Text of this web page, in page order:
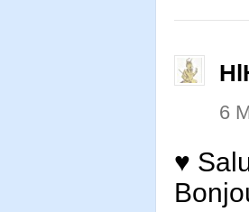
6
♥